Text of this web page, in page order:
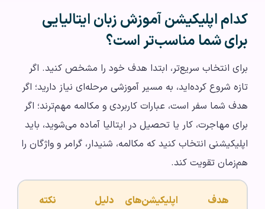
کدام اپلیکیشن آموزش زبان ایتالیایی
برای شما مناسب‌تر است؟
برای انتخاب سریع‌تر، ابتدا هدف خود را مشخص کنید. اگر
تازه شروع کرده‌اید، به مسیر آموزشی مرحله‌ای نیاز دارید؛ اگر
هدف شما سفر است، عبارات کاربردی و مکالمه مهم‌ترند؛ اگر
برای مهاجرت، کار یا تحصیل در ایتالیا آماده می‌شوید، باید
اپلیکیشنی انتخاب کنید که مکالمه، شنیدار، گرامر و واژگان را
هم‌زمان تقویت کند.
هدف
اپلیکیشن‌های
دلیل
نکته